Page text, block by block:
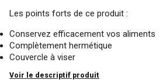
Les points forts de ce produit :
Conservez efficacement vos aliments
Complètement hermétique
Couvercle à viser
Voir le descriptif produit